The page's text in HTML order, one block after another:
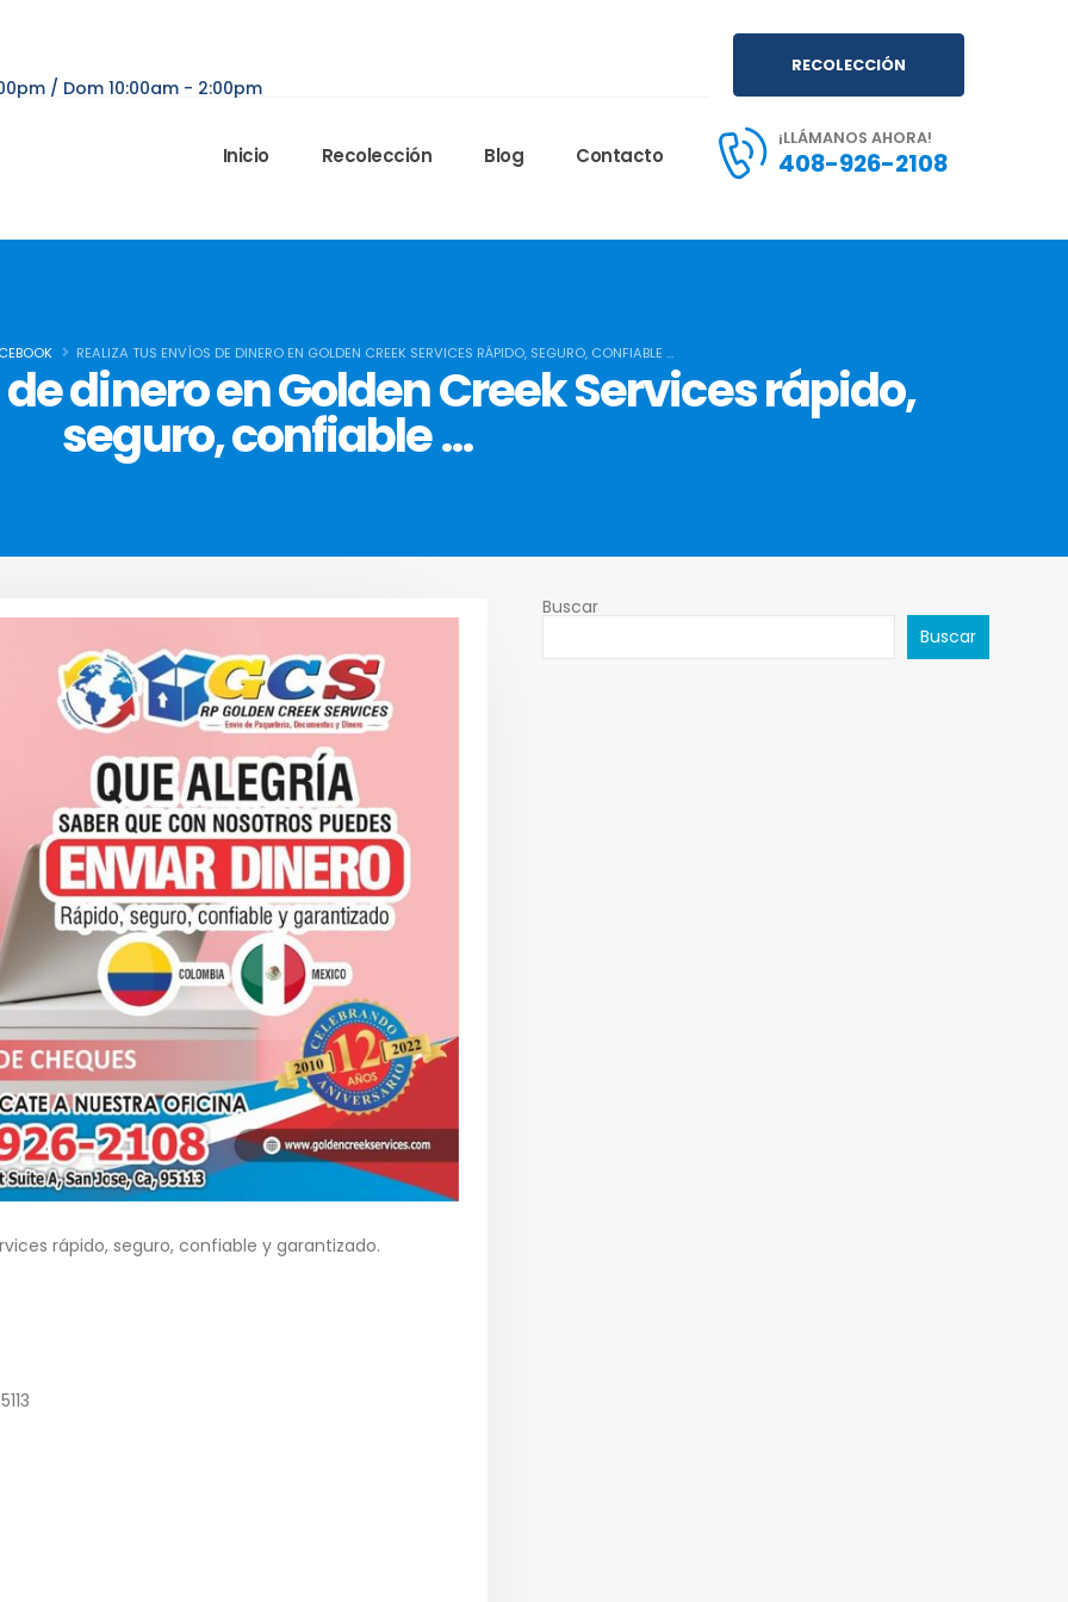
/ Dom 10:00am - 2:00pm
RECOLECCIÓN
Inicio Recolección Blog Contacto
¡LLÁMANOS AHORA!
408-926-2108
REALIZA TUS ENVÍOS DE DINERO EN GOLDEN CREEK SERVICES RÁPIDO, SEGURO, CONFIABLE …
dinero en Golden Creek Services rápido,
seguro, confiable …
rápido, seguro, confiable y garantizado.
Buscar
Buscar